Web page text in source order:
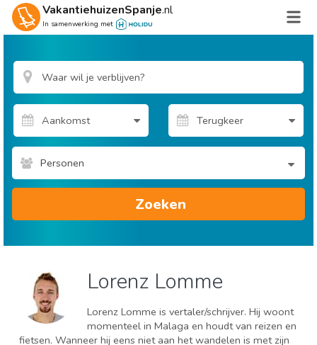
VakantiehuizenSpanje.nl
In samenwerking met
Personen
Zoeken
Lorenz Lomme
Lorenz Lomme is vertaler/schrijver. Hij woont
momenteel in Malaga en houdt van reizen en
fietsen. Wanneer hij eens niet aan het wandelen is met zijn